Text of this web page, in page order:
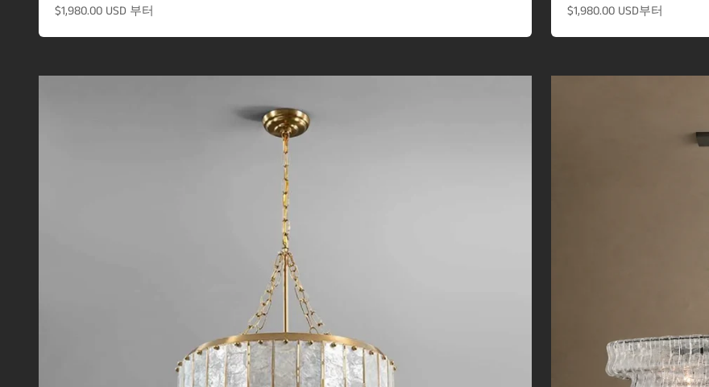
할인 가격
$1,980.00 USD 부터
할인 가격
$1,980.00 USD부터